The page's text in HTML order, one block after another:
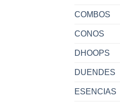
COMBOS
CONOS
DHOOPS
DUENDES
ESENCIAS